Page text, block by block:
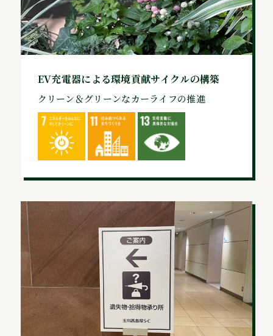
EV充電器による環境貢献サイクルの構築
クリーン＆グリーンなカーライフの推進